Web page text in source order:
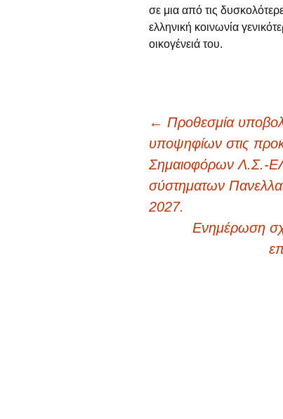
Προγράμματα Αγωγής
πολιτιστικά
σε μια από τις
ελληνική κοινωνία
οικογένειά του.
Πλοήγηση← Προθεσμία
υποψηφίων στις
Σημαιοφόρων Λ.Σ.-
σύστηματων
2027.
Ενημέρωση